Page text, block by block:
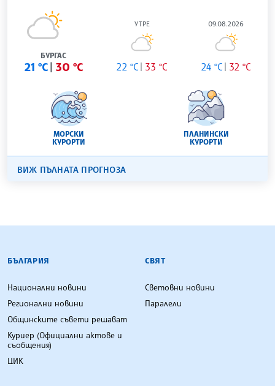
БУРГАС
21 °C 30 °C
УТРЕ
22 °C 33 °C
09.08.2026
24 °C 32 °C
МОРСКИ
КУРОРТИ
ПЛАНИНСКИ
КУРОРТИ
ВИЖ ПЪЛНАТА ПРОГНОЗА
БЪЛГАРСКА ТЕЛЕГРАФНА АГЕНЦИЯ
БЪЛГАРИЯ
Национални новини
Регионални новини
Общинските съвети решават
Куриер (Официални актове и
съобщения)
ЦИК
СВЯТ
Световни новини
Паралели